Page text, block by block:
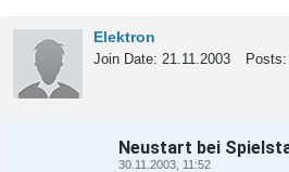
Elektron
Join Date: 21.11.2003 Posts:
Neustart bei
30.11.2003, 11:52